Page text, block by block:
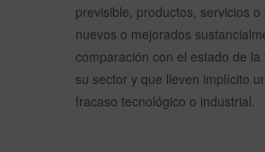
previsible, productos, servicios o
nuevos o mejorados
comparación con el estado de la
su sector y que lleven implícito
fracaso tecnológico o industrial.